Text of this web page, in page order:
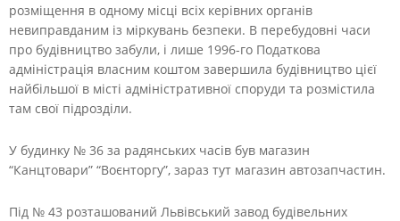
розміщення в одному місці всіх керівних органів
невиправданим із міркувань безпеки. В перебудовні часи
про будівництво забули, і лише 1996-го Податкова
адміністрація власним коштом завершила будівництво цієї
найбільшої в місті адміністративної споруди та розмістила
там свої підрозділи.
У будинку № 36 за радянських часів був магазин
“Канцтовари” “Воєнторгу”, зараз тут магазин автозапчастин.
Під № 43 розташований Львівський завод будівельних